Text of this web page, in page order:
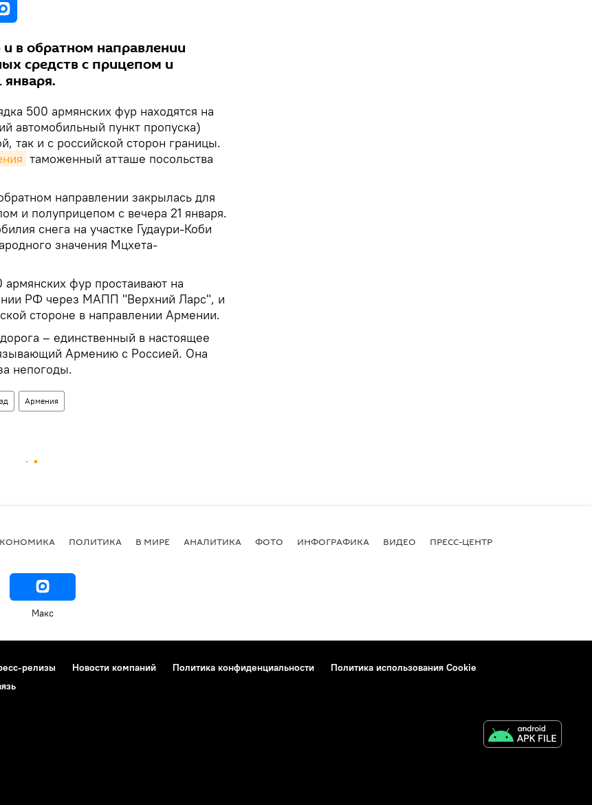
в обратном направлении
средств с прицепом и
500 армянских фур находятся на
автомобильный пункт пропуска)
так и с российской сторон границы.
таможенный атташе посольства
направлении закрылась для
и полуприцепом с вечера 21 января.
снега на участке Гудаури-Коби
значения Мцхета-
фур простаивают на
РФ через МАПП "Верхний Ларс", и
стороне в направлении Армении.
– единственный в настоящее
Армению с Россией. Она
непогоды.
Армения
ПОЛИТИКА В МИРЕ АНАЛИТИКА ФОТО ИНФОГРАФИКА ВИДЕО ПРЕСС-ЦЕНТР
Макс
релизы Новости компаний Политика конфиденциальности
Политика использования Cookie